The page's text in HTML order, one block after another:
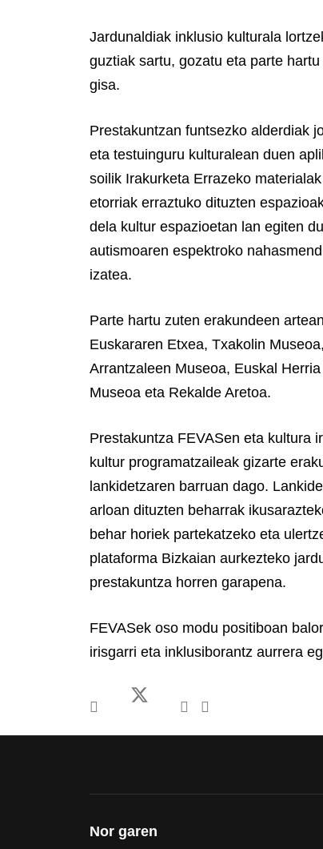
Jardunaldiak inklusio kulturala
guztiak sartu, gozatu eta parte
gisa.
Prestakuntzan funtsezko alderdiak
eta testuinguru kulturalean duen
soilik Irakurketa Errazeko
etorriak erraztuko dituzten
dela kultur espazioetan lan egiten
autismoaren espektroko
izatea.
Parte hartu zuten erakundeen
Euskararen Etxea, Txakolin
Arrantzaleen Museoa, Euskal
Museoa eta Rekalde Aretoa.
Prestakuntza FEVASen eta kultura
kultur programatzaileak gizarte
lankidetzaren barruan dago.
arloan dituzten beharrak
behar horiek partekatzeko eta
plataforma Bizkaian aurkezteko
prestakuntza horren garapena.
FEVASek oso modu positiboan
irisgarri eta inklusiborantz aurrera
Nor garen